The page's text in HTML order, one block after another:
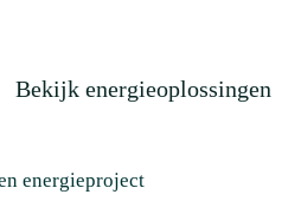
Bekijk energieoplossingen
energieproject